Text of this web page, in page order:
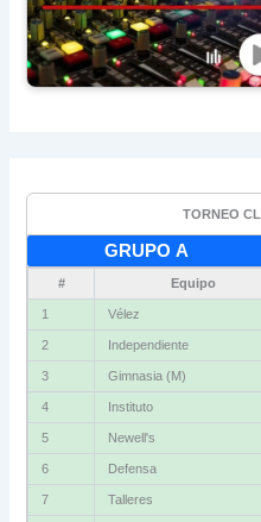
TORNEO
GRUPO A
# Equipo
1 Vélez
2 Independiente
3 Gimnasia (M)
4 Instituto
5 Newell's
6 Defensa
7 Talleres